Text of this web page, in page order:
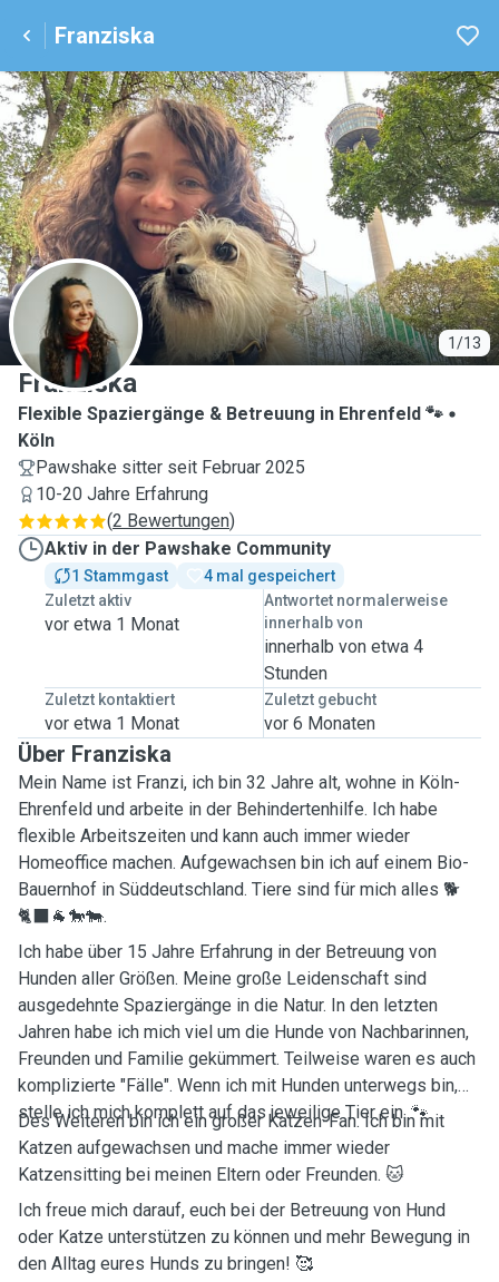
Franziska
1/13
F
Franziska
Flexible Spaziergänge & Betreuung in Ehrenfeld 🐾
Köln
Pawshake sitter seit Februar 2025
10-20 Jahre Erfahrung
(2 Bewertungen)
Aktiv in der Pawshake Community
1 Stammgast
4 mal gespeichert
Zuletzt aktiv
vor etwa 1 Monat
Antwortet normalerweise
innerhalb von
innerhalb von etwa 4
Stunden
Zuletzt kontaktiert
vor etwa 1 Monat
Zuletzt gebucht
vor 6 Monaten
Über Franziska
Mein Name ist Franzi, ich bin 32 Jahre alt, wohne in Köln-
Ehrenfeld und arbeite in der Behindertenhilfe. Ich habe
flexible Arbeitszeiten und kann auch immer wieder
Homeoffice machen. Aufgewachsen bin ich auf einem Bio-
Bauernhof in Süddeutschland. Tiere sind für mich alles 🐕
🐈‍⬛🐐🐎🐄.
Ich habe über 15 Jahre Erfahrung in der Betreuung von
Hunden aller Größen. Meine große Leidenschaft sind
ausgedehnte Spaziergänge in die Natur. In den letzten
Jahren habe ich mich viel um die Hunde von Nachbarinnen,
Freunden und Familie gekümmert. Teilweise waren es auch
komplizierte "Fälle". Wenn ich mit Hunden unterwegs bin,
stelle ich mich komplett auf das jeweilige Tier ein. 🐾
Des Weiteren bin ich ein großer Katzen-Fan. Ich bin mit
Katzen aufgewachsen und mache immer wieder
Katzensitting bei meinen Eltern oder Freunden. 🐱
Ich freue mich darauf, euch bei der Betreuung von Hund
oder Katze unterstützen zu können und mehr Bewegung in
den Alltag eures Hunds zu bringen! 🥰